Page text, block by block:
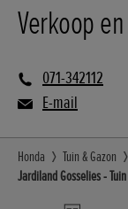
Verkoop
071-342112
E-mail
Honda
Tuin & Gazon
Jardiland Gosselies -